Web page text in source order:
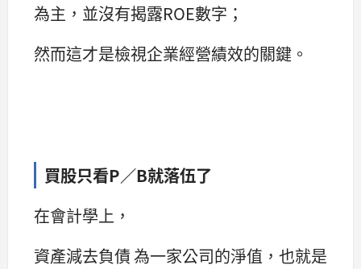
為主，並沒有揭露ROE數字；
然而這才是檢視企業經營績效的關鍵。
買股只看P／B就落伍了
在會計學上，
資產減去負債 為一家公司的淨值，也就是